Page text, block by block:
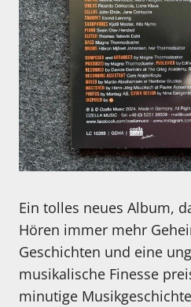
Ein tolles neues Album,
Hören immer mehr
Geschichten und eine
musikalische Finesse
minutige